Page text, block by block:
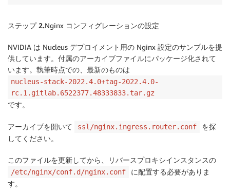
"Effect" : "Allow" ,
"kms:Decrypt"
],
"Resource": f
"arn:aws:kms:{REGION}:*:key/
},{
"Effect": "Allow",
}]
    PolicyArn
= ROLE_POLICY_ARN,
    PolicyDocument
json dumps(policyJson ) ,
    SetAsDefault
)
ステップ 2.Nginx コンフィグレーションの設定
NVIDIA は Nucleus デプロイメント用の Nginx 設定のサンプルを提
供しています。付属のアーカイブファイルにパッケージ化されて
います。執筆時点での、最新のものは
nucleus-stack-2022.4.0+tag-2022.4.0-
rc.1.gitlab.6522377.48333833.tar.gz
です。
アーカイブを開いて ssl/nginx.ingress.router.conf
を探
してください。
このファイルを更新してから、リバースプロキシインスタンスの
/etc/nginx/conf.d/nginx.conf
に配置する必要がありま
す。